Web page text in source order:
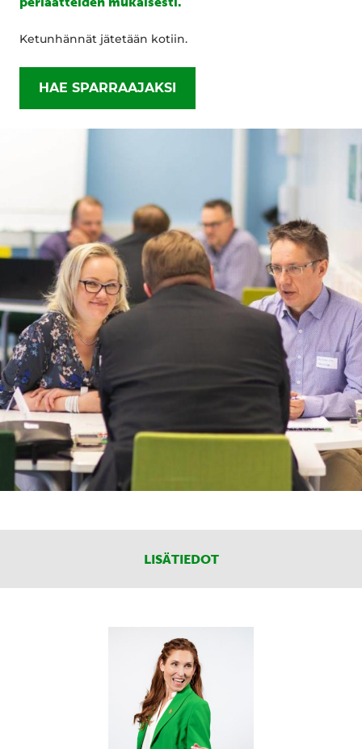
Ketunhännät jätetään kotiin.
HAE SPARRAAJAKSI
LISÄTIEDOT